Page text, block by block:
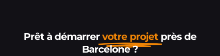
Prêt à démarrervotre projet près de
Barcelone ?